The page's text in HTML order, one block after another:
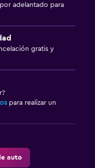
adelantado para
gratis y
para realizar un
auto